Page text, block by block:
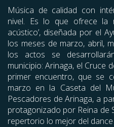
Música de calidad con
nivel. Es lo que ofrece la
acústico’, diseñada por el
los meses de marzo, abril,
los actos se
municipio: Arinaga, el Cruce
primer encuentro, que se
marzo en la Caseta del
Pescadores de Arinaga, a
protagonizado por Reina de
repertorio lo mejor del